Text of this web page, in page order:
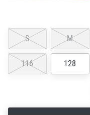
S M
116 128